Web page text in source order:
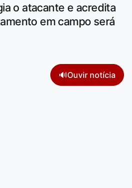
o atacante e acredita
em campo será
🔊Ouvir notícia